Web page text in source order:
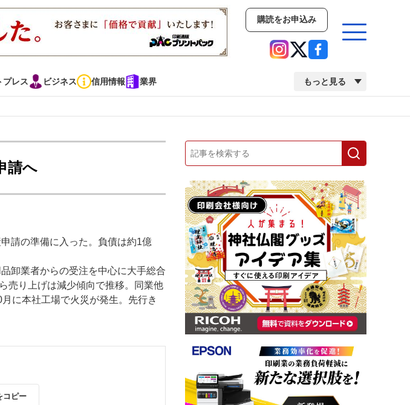
購読をお申込み
プレス ビジネス 信用情報 業界 もっと見る
イベント
ビジネス イベント 信用情報 業界 市場・統計 人事・移転・異動・訃報
商材～ JAPAN PACK 2023 特集 中古印刷機・製本機特集
2022 検査・校正特集
請へ
請の準備に入った。負債は約1億
卸業者からの受注を中心に大手総合
売り上げは減少傾向で推移。同業他
に本社工場で火災が発生。先行き
コピー